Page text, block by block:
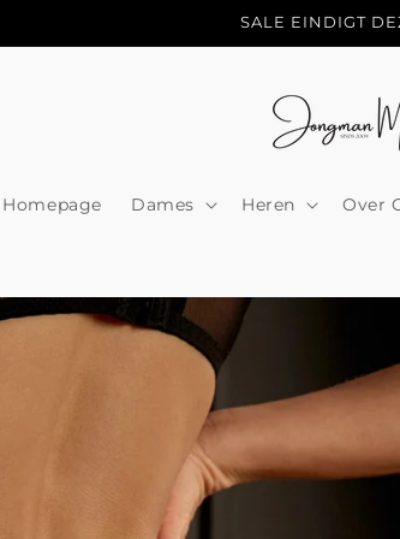
SALE EINDIGT
Homepage Dames Heren Over